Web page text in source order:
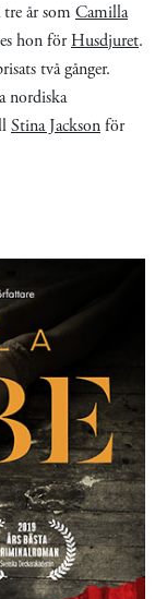
år som Camilla
hon förHusdjuret.
två gånger.
nordiska
Stina Jacksonför